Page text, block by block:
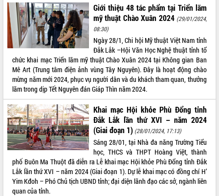
LIÊN KẾT WEB
THỐNG KÊ TRUY CẬP
Hôm nay: 18036
Tất cả: 66063359
Giới thiệu 48 tác phẩm tại Triển lãm
mỹ thuật Chào Xuân 2024 (29/01/2024,
08:30)
Ngày 28/1, Chi hội Mỹ thuật Việt Nam tỉnh
Đắk Lắk –Hội Văn Học Nghệ thuật tỉnh tổ
chức khai mạc Triển lãm mỹ thuật Chào Xuân 2024 tại Không gian Ban
Mê Art (Trung tâm điện ảnh vùng Tây Nguyên). Đây là hoạt động chào
mừng năm mới 2024, phục vụ người dân và du khách tham quan, thưởng
lãm trong dịp Tết Nguyên đán Giáp Thìn năm 2024.
Khai mạc Hội khỏe Phù Đổng tỉnh
Đắk Lắk lần thứ XVI – năm 2024
(Giai đoạn 1) (28/01/2024, 17:13)
Sáng 28/01, tại Nhà đa năng Trường Tiểu
học, THCS và THPT Hoàng Việt, thành
phố Buôn Ma Thuột đã diễn ra Lễ khai mạc Hội khỏe Phù Đổng tỉnh Đắk
Lắk lần thứ XVI – năm 2024 (Giai đoạn 1). Dự lễ khai mạc có đồng chí H’
Yim Kđoh – Phó Chủ tịch UBND tỉnh; đại diện lãnh đạo các sở, ngành liên
quan của tỉnh.